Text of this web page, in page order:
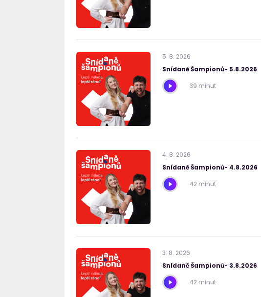
5. 8. 2026
Snídaně Šampionů- 5.8.2026
39 minut
4. 8. 2026
Snídaně Šampionů- 4.8.2026
42 minut
3. 8. 2026
Snídaně Šampionů- 3.8.2026
42 minut